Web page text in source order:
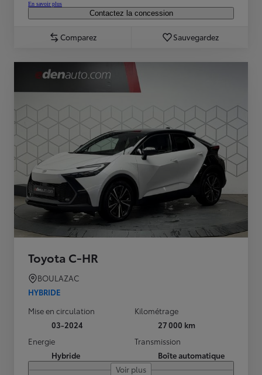
En savoir plus
Contactez la concession
Comparez Sauvegardez
Toyota C-HR
BOULAZAC
HYBRIDE
Mise en circulation
03-2024
Kilométrage
27 000 km
Energie
Hybride
Transmission
Boîte automatique
Voir plus